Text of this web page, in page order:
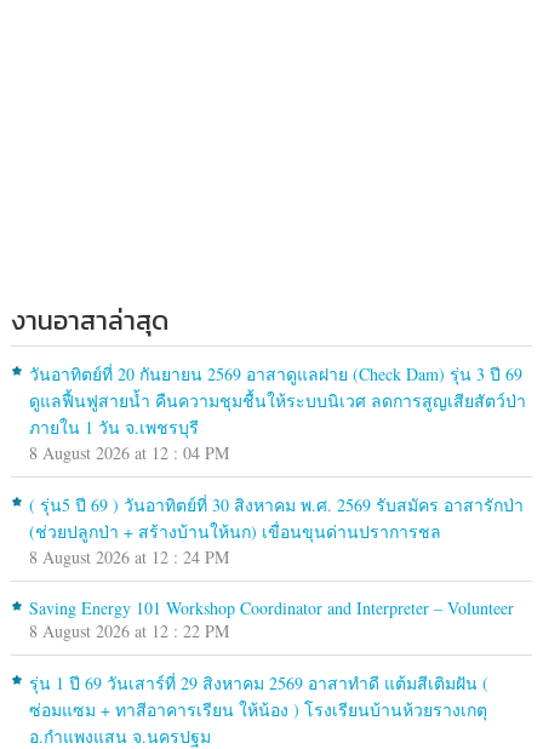
งานอาสาล่าสุด
วันอาทิตย์ที่ 20 กันยายน 2569 อาสาดูแลฝาย (Check Dam) รุ่น 3 ปี 69
ดูแลฟื้นฟูสายน้ำ คืนความชุมชื้นให้ระบบนิเวศ ลดการสูญเสียสัตว์ป่า
ภายใน 1 วัน จ.เพชรบุรี
8 August 2026 at 12 : 04 PM
( รุ่น5 ปี 69 ) วันอาทิตย์ที่ 30 สิงหาคม พ.ศ. 2569 รับสมัคร อาสารักป่า
(ช่วยปลูกป่า + สร้างบ้านให้นก) เขื่อนขุนด่านปราการชล
8 August 2026 at 12 : 24 PM
Saving Energy 101 Workshop Coordinator and Interpreter – Volunteer
8 August 2026 at 12 : 22 PM
รุ่น 1 ปี 69 วันเสาร์ที่ 29 สิงหาคม 2569 อาสาทำดี แต้มสีเติมฝัน (
ซ่อมแซม + ทาสีอาคารเรียน ให้น้อง ) โรงเรียนบ้านห้วยรางเกตุ
อ.กำแพงแสน จ.นครปฐม